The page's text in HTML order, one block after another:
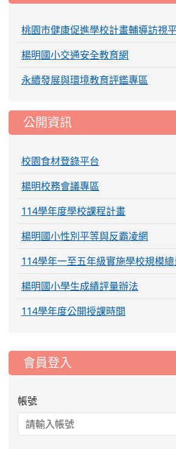
桃園市健康促進學校計畫輔導訪視
楊明國小交通安全教育網
永續發展與環境教育評鑑專區
公開資訊
校園食材登錄平台
楊明校務會議專區
114學年度學校課程計畫
楊明國小性別平等與反霸凌網
114學年一至五年級實施學校規模
楊明國小學生成績評量辦法
114學年度公開授課時間
::: 會員登入
帳號